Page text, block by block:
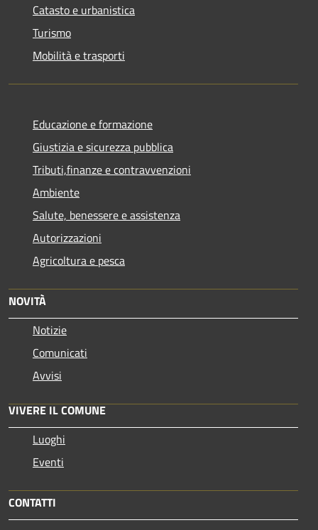
Catasto e urbanistica
Turismo
Mobilità e trasporti
Educazione e formazione
Giustizia e sicurezza pubblica
Tributi,finanze e contravvenzioni
Ambiente
Salute, benessere e assistenza
Autorizzazioni
Agricoltura e pesca
NOVITÀ
Notizie
Comunicati
Avvisi
VIVERE IL COMUNE
Luoghi
Eventi
CONTATTI